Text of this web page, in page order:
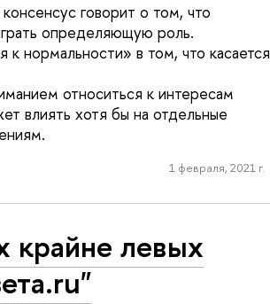
говорит о том, что
определяющую роль.
нормальности» в том, что касается
относиться к интересам
влиять хотя бы на отдельные
1 февраля, 2021 г.
крайне левых